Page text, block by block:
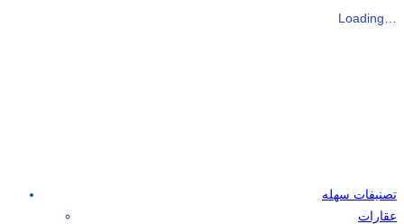
Loading…
تصنيفات سهله
عقارات